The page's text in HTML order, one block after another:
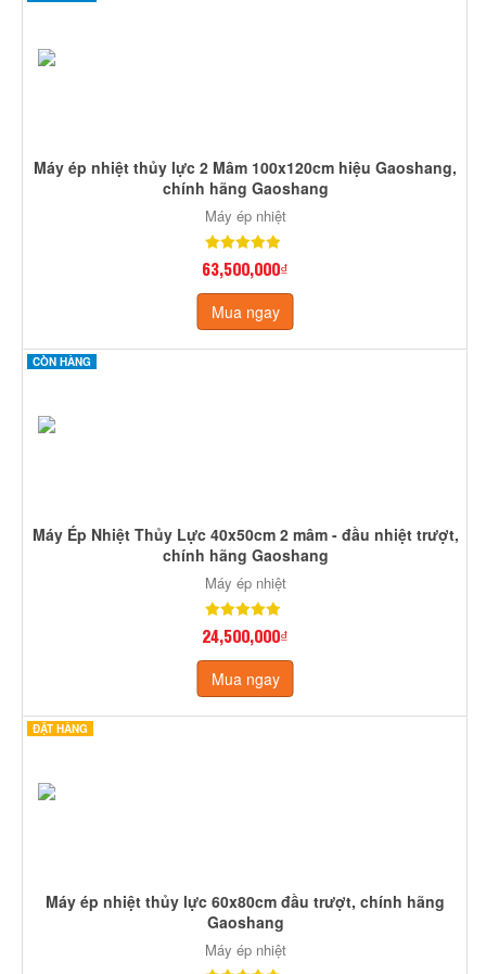
Máy ép nhiệt thủy lực 2 Mâm 100x120cm hiệu Gaoshang,
chính hãng Gaoshang
Máy ép nhiệt
63,500,000₫
Mua ngay
CÒN HÀNG
Máy Ép Nhiệt Thủy Lực 40x50cm 2 mâm - đầu nhiệt trượt,
chính hãng Gaoshang
Máy ép nhiệt
24,500,000₫
Mua ngay
ĐẶT HÀNG
Máy ép nhiệt thủy lực 60x80cm đầu trượt, chính hãng
Gaoshang
Máy ép nhiệt